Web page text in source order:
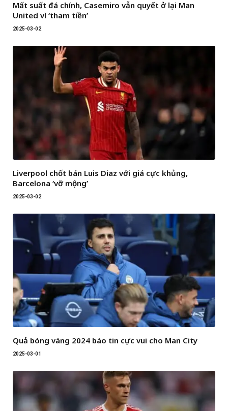
Mất suất đá chính, Casemiro vẫn quyết ở lại Man
United vì ‘tham tiền’
2025-03-02
Liverpool chốt bán Luis Diaz với giá cực khủng,
Barcelona ‘vỡ mộng’
2025-03-02
Quả bóng vàng 2024 báo tin cực vui cho Man City
2025-03-01